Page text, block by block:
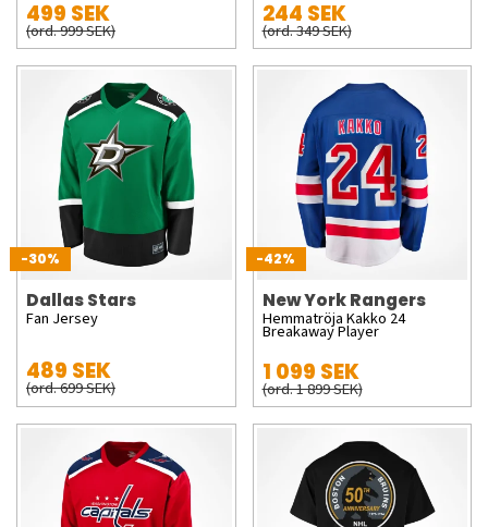
499 SEK
(ord. 999 SEK)
244 SEK
(ord. 349 SEK)
-30%
Dallas Stars
Fan Jersey
489 SEK
(ord. 699 SEK)
-42%
New York Rangers
Hemmatröja Kakko 24
Breakaway Player
1 099 SEK
(ord. 1 899 SEK)